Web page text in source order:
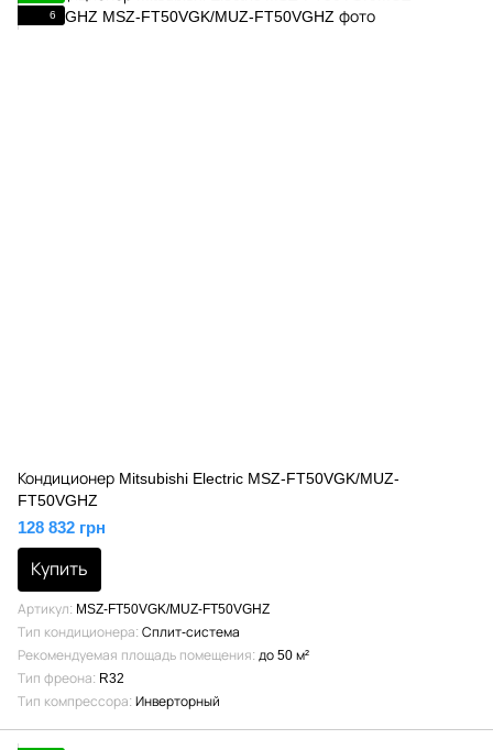
6
Кондиционер Mitsubishi Electric MSZ-FT50VGK/MUZ-
FT50VGHZ
128 832 грн
Купить
Артикул
MSZ-FT50VGK/MUZ-FT50VGHZ
Тип кондиционера Сплит-система
Рекомендуемая площадь помещения до 50 м²
Тип фреона
R32
Тип компрессора Инверторный